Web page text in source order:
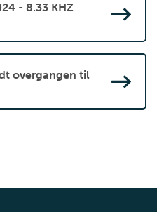
- 8.33 KHZ
overgangen til